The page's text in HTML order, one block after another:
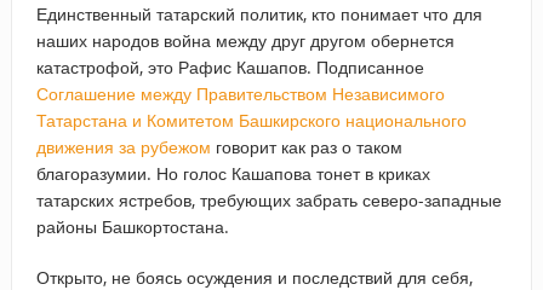
Единственный татарский политик, кто понимает что для
наших народов война между друг другом обернется
катастрофой, это Рафис Кашапов. Подписанное
Соглашение между Правительством Независимого
Татарстана и Комитетом Башкирского национального
движения за рубежом говорит как раз о таком
благоразумии. Но голос Кашапова тонет в криках
татарских ястребов, требующих забрать северо-западные
районы Башкортостана.
Открыто, не боясь осуждения и последствий для себя,